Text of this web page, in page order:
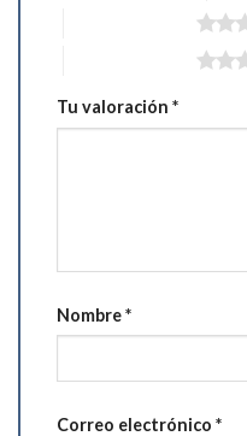
Tu valoración *
Nombre*
Correo electrónico *